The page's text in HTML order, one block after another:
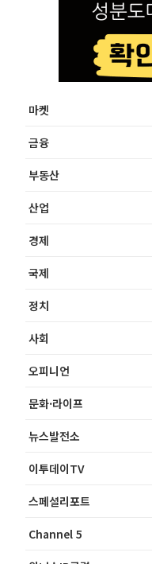
마켓
금융
부동산
산업
경제
국제
정치
사회
오피니언
문화·라이프
뉴스발전소
이투데이TV
스페셜리포트
Channel 5